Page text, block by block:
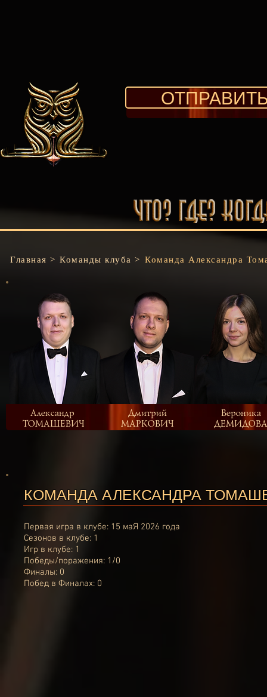
Главная > Команды клуба > Команда Александра
Александр
ТОМАШЕВИЧ
Дмитрий
МАРКОВИЧ
Вероника
ДЕМИДОВА
КОМАНДА АЛЕКСАНДРА
Первая игра в клубе: 15 маЯ 2026 года
Сезонов в клубе: 1
Игр в клубе: 1
Победы/поражения: 1/0
Финалы: 0
Побед в Финалах: 0